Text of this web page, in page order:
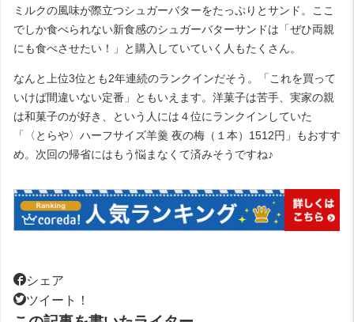
ミルクの風味が際立つシュガーバターをたっぷりとサンド。ここ
でしか食べられない新食感のシュガーバターサンドは「ぜひ両親
にも食べさせたい！」と購入していていく人もたくさん。
なんと上位3位とも2年連続のランクインだそう。「これを買って
いけば間違いない定番」ともいえます。洋菓子は苦手、実家の親
は和菓子のが好き、という人には４位にランクインしていた
「〈とらや〉ハーフサイズ羊羹 夜の梅（１本）1512円」もおすす
め。次回の帰省にはもう悩まなくて済みそうですね♪
シェア
ツイート！